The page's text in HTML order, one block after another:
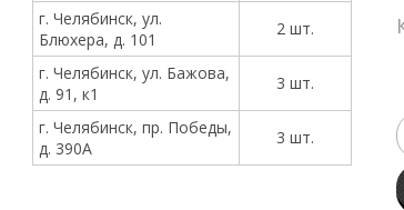
г. Челябинск, ул.
Блюхера, д. 101
2 шт.
г. Челябинск, ул. Бажова,
д. 91, к1
3 шт.
г. Челябинск, пр. Победы,
д. 390А
3 шт.